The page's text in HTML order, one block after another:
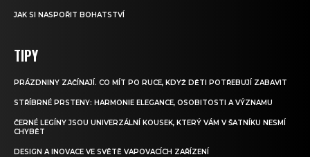
JAK SI NASPOŘIT BOHATSTVÍ
TIPY
PRÁZDNINY ZAČÍNAJÍ. CO MÍT PO RUCE, KDYŽ DĚTI POTŘEBUJÍ ZABAVIT
STŘÍBRNÉ PRSTENY: HARMONIE ELEGANCE, OSOBITOSTI A VÝZNAMU
ČERNÉ LEGÍNY JSOU UNIVERZÁLNÍ KOUSEK, KTERÝ VÁM V ŠATNÍKU NESMÍ
CHYBĚT
DESIGN A INOVACE VE SVĚTĚ VAPOVACÍCH ZAŘÍZENÍ